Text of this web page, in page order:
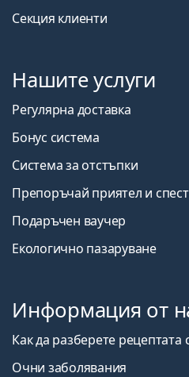
Секция клиенти
Нашите услуги
Регулярна доставка
Бонус система
Система за отстъпки
Препоръчай приятел и
Подаръчен ваучер
Екологично пазаруване
Информация от
Как да разберете рецептата
Очни заболявания